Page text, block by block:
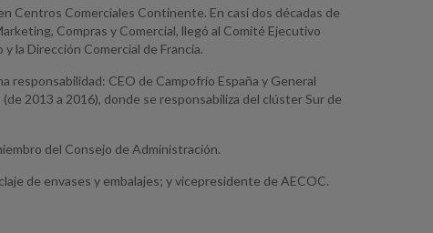
Centros Comerciales Continente. En casi dos décadas de
Compras y Comercial, llegó al Comité Ejecutivo
la Dirección Comercial de Francia.
responsabilidad: CEO de Campofrío España y General
2013 a 2016), donde se responsabiliza del clúster Sur de
del Consejo de Administración.
de envases y embalajes; y vicepresidente de AECOC.